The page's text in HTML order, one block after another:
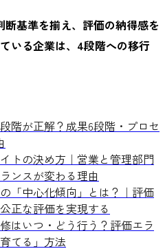
基準を揃え、評価の納得感を
いる企業は、4段階への移行
階が正解？成果6段階・プロセ
トの決め方｜営業と管理部門
ンスが変わる理由
「中心化傾向」とは？｜評価
正な評価を実現する
はいつ・どう行う？評価エラ
てる」方法